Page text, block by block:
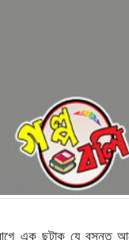
আগে এক ছটাক যে বসন্ত